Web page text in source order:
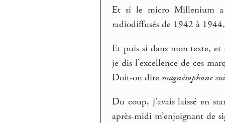
Et si le micro Millenium a
radiodiffusés de 1942 à
Et puis si dans mon texte,
je dis l’excellence de ces
Doit-on dire magnétophone
Du coup, j’avais laissé en
après-midi m’enjoignant de